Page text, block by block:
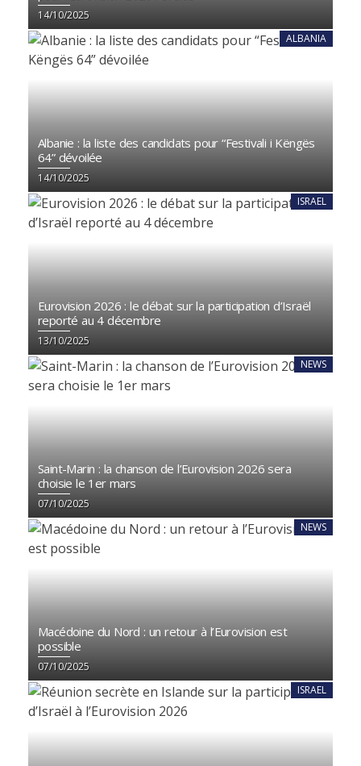
14/10/2025
ALBANIA
Albanie : la liste des candidats pour “Festivali i Këngës
64” dévoilée
14/10/2025
ISRAEL
Eurovision 2026 : le débat sur la participation d’Israël
reporté au 4 décembre
13/10/2025
NEWS
Saint-Marin : la chanson de l’Eurovision 2026 sera
choisie le 1er mars
07/10/2025
NEWS
Macédoine du Nord : un retour à l’Eurovision est
possible
07/10/2025
ISRAEL